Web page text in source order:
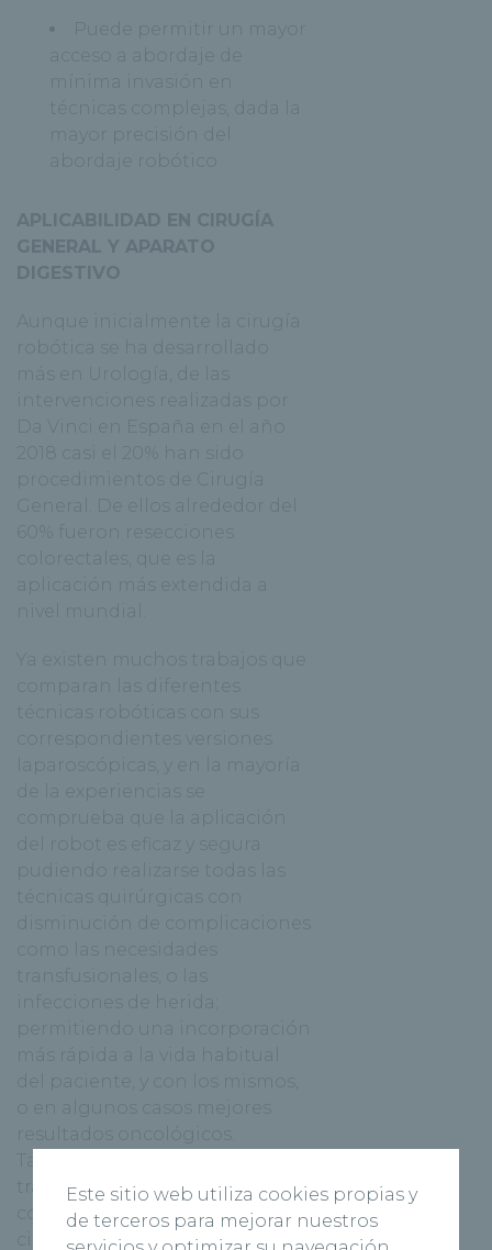
Puede permitir un mayor
acceso a abordaje de
mínima invasión en
técnicas complejas, dada la
mayor precisión del
abordaje robótico
APLICABILIDAD EN CIRUGÍA
GENERAL Y APARATO
DIGESTIVO
Aunque inicialmente la cirugía
robótica se ha desarrollado
más en Urología, de las
intervenciones realizadas por
Da Vinci en España en el año
2018 casi el 20% han sido
procedimientos de Cirugía
General. De ellos alrededor del
60% fueron resecciones
colorectales, que es la
aplicación más extendida a
nivel mundial.
Ya existen muchos trabajos que
comparan las diferentes
técnicas robóticas con sus
correspondientes versiones
laparoscópicas, y en la mayoría
de la experiencias se
comprueba que la aplicación
del robot es eficaz y segura
pudiendo realizarse todas las
técnicas quirúrgicas con
disminución de complicaciones
como las necesidades
transfusionales, o las
infecciones de herida;
permitiendo una incorporación
más rápida a la vida habitual
del paciente, y con los mismos,
o en algunos casos mejores
resultados oncológicos.
trabajos que la tasa de
conversión es baja, incluso en
cirugías complejas, lo que
Este sitio web utiliza cookies propias y
de terceros para mejorar nuestros